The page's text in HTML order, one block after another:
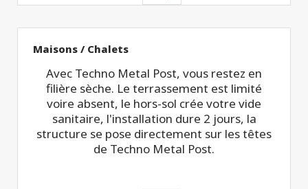
Maisons / Chalets
Avec Techno Metal Post, vous restez en
filière sèche. Le terrassement est limité
voire absent, le hors-sol crée votre vide
sanitaire, l'installation dure 2 jours, la
structure se pose directement sur les têtes
de Techno Metal Post.